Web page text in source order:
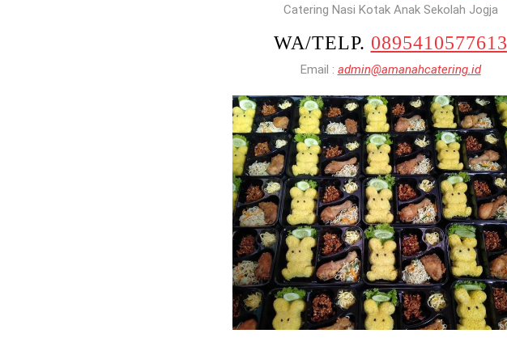
Catering Nasi Kotak Anak Sekolah Jogja
WA/TELP. 0895410577613
Email : admin@amanahcatering.id